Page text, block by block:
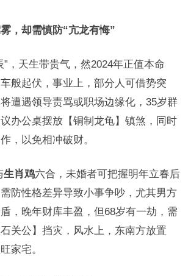
，却需慎防“亢龙有悔”
”，天生带贵气，然2024年正值本命
般起伏，事业上，部分人可借势突
遭遇领导责骂或职场边缘化，35岁群
办公桌摆放【铜制龙龟】镇煞，同时
，以免相冲破财。
生肖鸡六合，未婚者可把握明年立春后
防性格差异导致小事争吵，尤其男方
，晚年财库丰盈，但68岁有一劫，需
关公】挡灾，风水上，东南方放置
家宅。